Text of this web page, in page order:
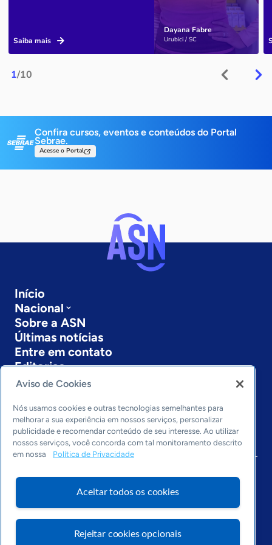
1/10
Dayana Fabre
Urubici / SC
Saiba mais
Confira cursos, eventos e conteúdos do Portal
Sebrae.
Acesse o Portal
Início
Nacional
Sobre a ASN
Últimas notícias
Entre em contato
Editorias
Economia & Política
Inovação & Tecnologia
Cultura empreendedora
Dados
Arquivo
Aviso de Cookies
Nós usamos cookies e outras tecnologias semelhantes para
melhorar a sua experiência em nossos serviços, personalizar
publicidade e recomendar conteúdo de seu interesse. Ao utilizar
nossos serviços, você concorda com tal monitoramento descrito
em nossa
Política de Privacidade
Aceitar todos os cookies
Rejeitar cookies opcionais